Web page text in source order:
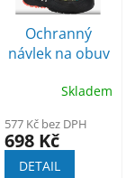
Ochranný
návlek na obuv
ocelová špice
Skladem
577 Kč bez DPH
698 Kč
DETAIL